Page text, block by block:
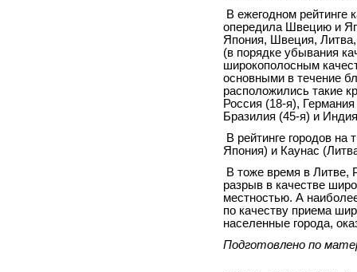
В ежегодном рейтинге
опередила Швецию и
Япония, Швеция,
(в порядке убывания
широкополосным
основными в течение
расположились такие
Россия (18-я),
Бразилия (45-я) и
В рейтинге городов
Япония) и Каунас
В тоже время в Литве,
разрыв в качестве
местностью. А
по качеству приема
населенные города,
Подготовлено по